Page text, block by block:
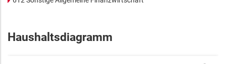
Haushaltsdiagramm